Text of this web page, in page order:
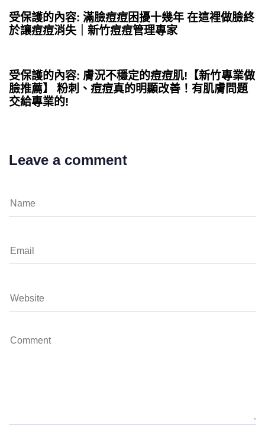
受保護的內容: 滿臉痘痘困擾十幾年 在這裡做臉終
於讓痘痘消失｜新竹痘痘管理專家
受保護的內容: 膚況不穩定的痘痘肌!【新竹專業做
臉推薦】 粉刺、痘痘真的明顯改善！有肌膚問題
交給專業的!
Leave a comment